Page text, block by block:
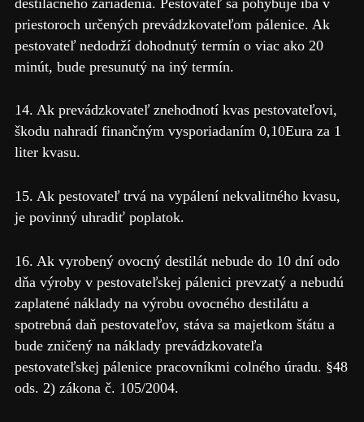
priestoroch určených prevádzkovateľom pálenice. Ak
pestovateľ nedodrží dohodnutý termín o viac ako 20
minút, bude presunutý na iný termín.
14. Ak prevádzkovateľ znehodnotí kvas pestovateľovi,
škodu nahradí finančným vysporiadaním 0,10Eura za 1
liter kvasu.
15. Ak pestovateľ trvá na vypálení nekvalitného kvasu,
je povinný uhradiť poplatok.
16. Ak vyrobený ovocný destilát nebude do 10 dní odo
dňa výroby v pestovateľskej pálenici prevzatý a nebudú
zaplatené náklady na výrobu ovocného destilátu a
spotrebná daň pestovateľov, stáva sa majetkom štátu a
bude zničený na náklady prevádzkovateľa
pestovateľskej pálenice pracovníkmi colného úradu. §48
ods. 2) zákona č. 105/2004.